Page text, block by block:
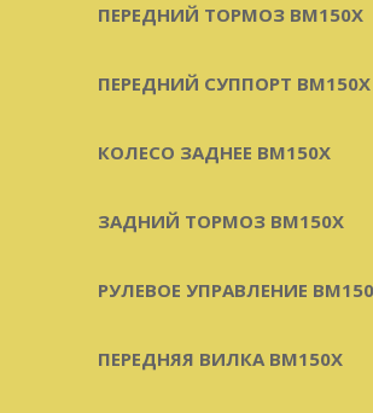
ПЕРЕДНИЙ ТОРМОЗ BM150X
ПЕРЕДНИЙ СУППОРТ BM150X
КОЛЕСО ЗАДНЕЕ BM150X
ЗАДНИЙ ТОРМОЗ BM150X
РУЛЕВОЕ УПРАВЛЕНИЕ
ПЕРЕДНЯЯ ВИЛКА BM150X